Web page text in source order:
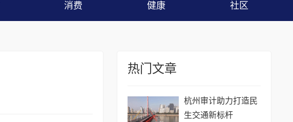
消费 健康 社区
热门文章
杭州审计助力打造民
生交通新标杆